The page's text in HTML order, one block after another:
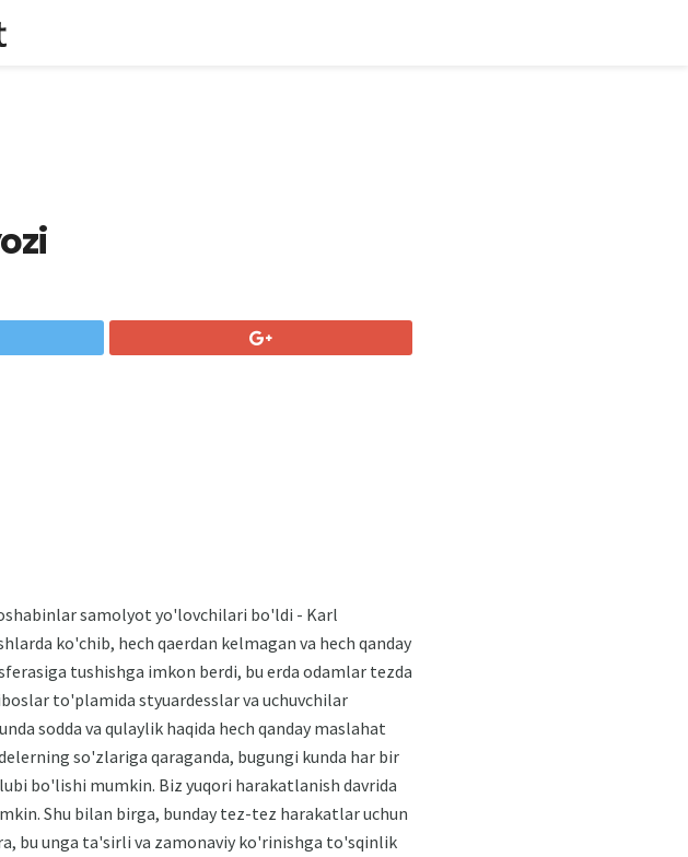
samolyot yo'lovchilari bo'ldi - Karl
ko'chib, hech qaerdan kelmagan va hech qanday
tushishga imkon berdi, bu erda odamlar tezda
to'plamida styuardesslar va uchuvchilar
sodda va qulaylik haqida hech qanday maslahat
so'zlariga qaraganda, bugungi kunda har bir
bo'lishi mumkin. Biz yuqori harakatlanish davrida
Shu bilan birga, bunday tez-tez harakatlar uchun
bu unga ta'sirli va zamonaviy ko'rinishga to'sqinlik